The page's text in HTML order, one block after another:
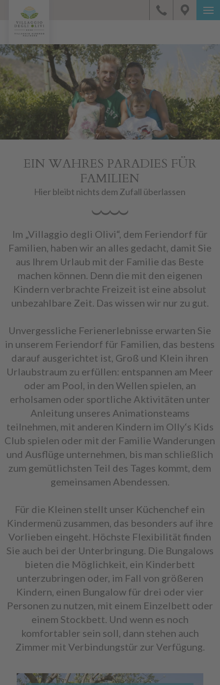
EIN WAHRES PARADIES FÜR
FAMILIEN
Hier bleibt nichts dem Zufall überlassen
Im „Villaggio degli Olivi“, dem Feriendorf für
Familien, haben wir an alles gedacht, damit Sie
aus Ihrem Urlaub mit der Familie das Beste
machen können. Denn die mit den eigenen
Kindern verbrachte Freizeit ist eine absolut
unbezahlbare Zeit. Das wissen wir nur zu gut.
Unvergessliche Ferienerlebnisse erwarten Sie
in unserem Feriendorf für Familien, das bestens
darauf ausgerichtet ist, Groß und Klein ihren
Urlaubstraum zu erfüllen: entspannen am Meer
oder am Pool, in den Wellen spielen, an
erholsamen oder sportliche Aktivitäten unter
Anleitung unseres Animationsteams
teilnehmen, mit anderen Kindern im Olly‘s Kids
Club spielen oder mit der Familie Wanderungen
und Ausflüge unternehmen, bis man schließlich
zum gemütlichsten Teil des Tages kommt, dem
gemeinsamen Abendessen.
Für die Kleinen stellt unser Küchenchef ein
Kindermenü zusammen, das besonders auf ihre
Vorlieben eingeht. Höchste Flexibilität finden
Sie auch bei der Unterbringung. Die Bungalows
bieten die Möglichkeit, ein Kinderbett
unterzubringen oder, im Fall von größeren
Kindern, einen Bungalow für drei oder vier
Personen zu nutzen, mit einem Einzelbett oder
einem Stockbett. Und wenn es noch
komfortabler sein soll, dann stehen auch
Zimmer mit Verbindungstür zur Verfügung.